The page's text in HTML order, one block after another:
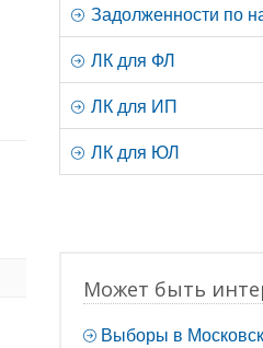
Задолженности по
ЛК для ФЛ
ЛК для ИП
ЛК для ЮЛ
Может быть
Выборы в